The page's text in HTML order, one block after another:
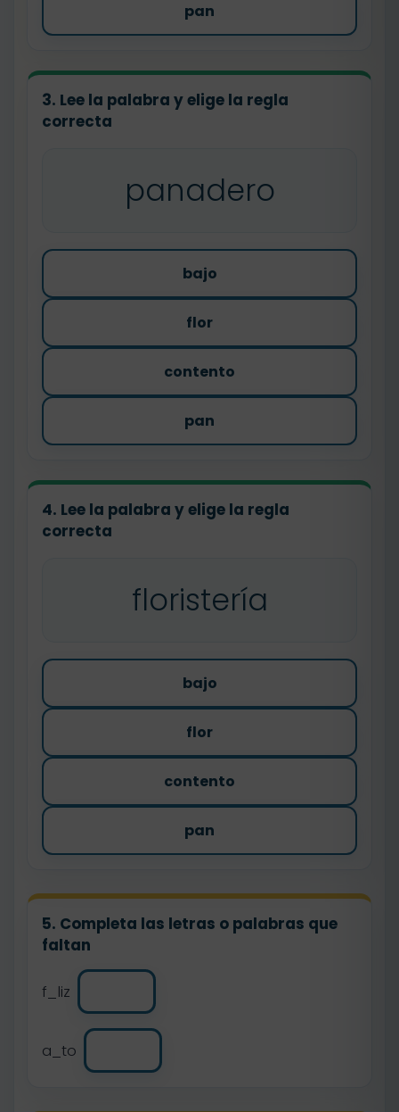
pan
3. Lee la palabra y elige la regla
correcta
panadero
bajo
flor
contento
pan
4. Lee la palabra y elige la regla
correcta
floristería
bajo
flor
contento
pan
5. Completa las letras o palabras que
faltan
f_liz
a_to